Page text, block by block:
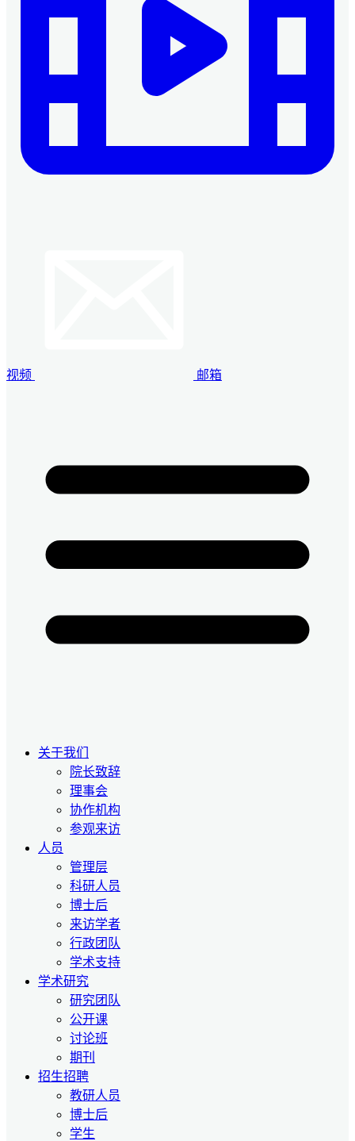
视频 邮箱
关于我们
院长致辞
理事会
协作机构
参观来访
人员
管理层
科研人员
博士后
来访学者
行政团队
学术支持
学术研究
研究团队
公开课
讨论班
期刊
招生招聘
教研人员
博士后
学生